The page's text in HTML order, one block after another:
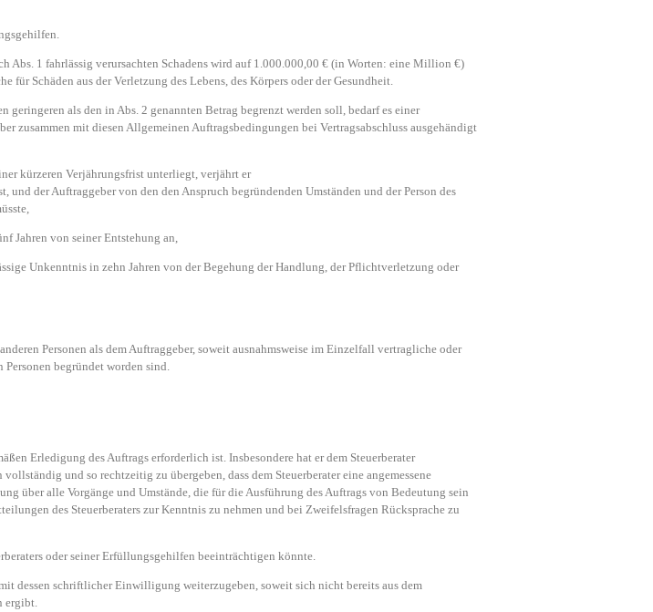
Abs. 1 fahrlässig verursachten Schadens wird auf 1.000.000,00 € (in Worten: eine Million €)
für Schäden aus der Verletzung des Lebens, des Körpers oder der Gesundheit.
als den in Abs. 2 genannten Betrag begrenzt werden soll, bedarf es einer
zusammen mit diesen Allgemeinen Auftragsbedingungen bei Vertragsabschluss ausgehändigt
kürzeren Verjährungsfrist unterliegt, verjährt er
der Auftraggeber von den den Anspruch begründenden Umständen und der Person des
Jahren von seiner Entstehung an,
Unkenntnis in zehn Jahren von der Begehung der Handlung, der Pflichtverletzung oder
Personen als dem Auftraggeber, soweit ausnahmsweise im Einzelfall vertragliche oder
begründet worden sind.
Erledigung des Auftrags erforderlich ist. Insbesondere hat er dem Steuerberater
und so rechtzeitig zu übergeben, dass dem Steuerberater eine angemessene
über alle Vorgänge und Umstände, die für die Ausführung des Auftrags von Bedeutung sein
des Steuerberaters zur Kenntnis zu nehmen und bei Zweifelsfragen Rücksprache zu
oder seiner Erfüllungsgehilfen beeinträchtigen könnte.
dessen schriftlicher Einwilligung weiterzugeben, soweit sich nicht bereits aus dem
ergibt.